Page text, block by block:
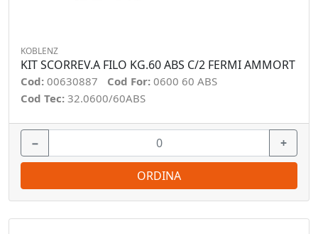
KOBLENZ
KIT SCORREV.A FILO KG.60 ABS C/2 FERMI AMMORT
Cod: 00630887 Cod For: 0600 60 ABS
Cod Tec: 32.0600/60ABS
− +
ORDINA